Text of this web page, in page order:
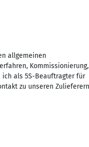
allgemeinen
Kommissionierung,
ich als 5S-Beauftragter für
zu unseren